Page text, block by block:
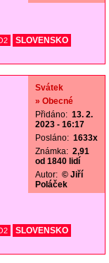
SLOVENSKO
Svátek
» Obecné
Přidáno: 13. 2.
2023 - 16:17
Posláno: 1633x
Známka: 2,91
od 1840 lidí
Autor: © Jiří
Poláček
SLOVENSKO